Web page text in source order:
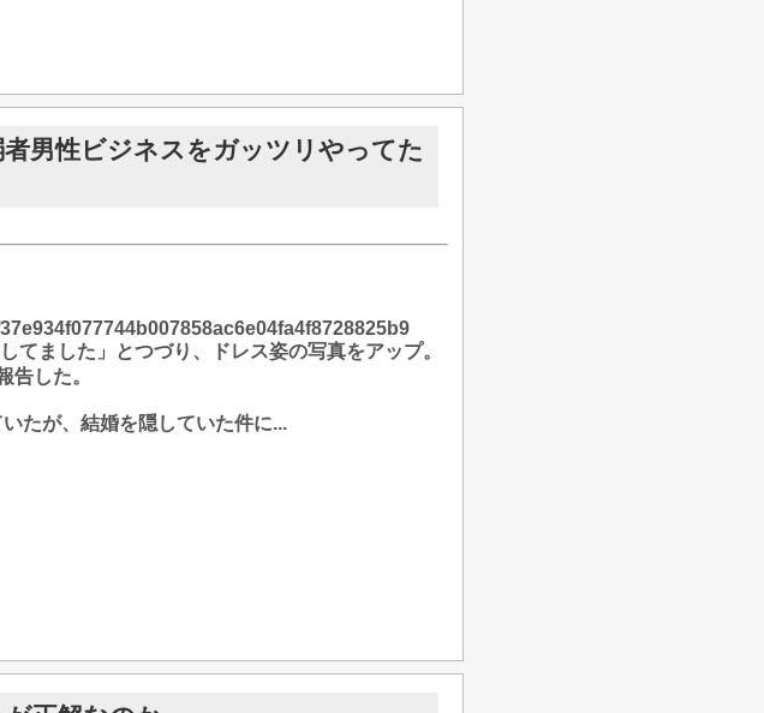
男性ビジネスをガッツリやってた
ました」とつづり、ドレス姿の写真をアップ。
告した。
たが、結婚を隠していた件に...